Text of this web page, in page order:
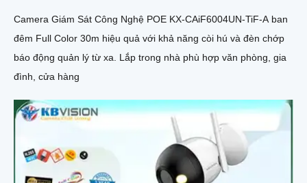
Camera Giám Sát Công Nghệ POE KX-CAiF6004UN-TiF-A ban
đêm Full Color 30m hiệu quả với khả năng còi hú và đèn chớp
báo động quản lý từ xa. Lắp trong nhà phù hợp văn phòng, gia
đình, cửa hàng